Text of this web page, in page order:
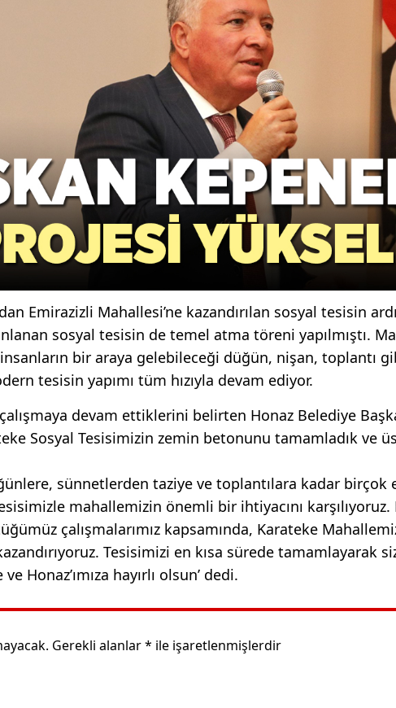
Emirazizli Mahallesi’ne kazandırılan sosyal tesisin
sosyal tesisin de temel atma töreni yapılmıştı.
insanların bir araya gelebileceği düğün, nişan, toplantı
tesisin yapımı tüm hızıyla devam ediyor.
devam ettiklerini belirten Honaz Belediye
Sosyal Tesisimizin zemin betonunu tamamladık ve
sünnetlerden taziye ve toplantılara kadar
mahallemizin önemli bir ihtiyacını
çalışmalarımız kapsamında, Karateke
Tesisimizi en kısa sürede tamamlayarak
Honaz’ımıza hayırlı olsun’ dedi.
Gerekli alanlar* ile işaretlenmişlerdir